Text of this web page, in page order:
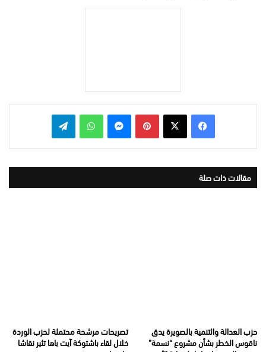
بينتيريست واتساب
مقالات ذات صلة
حزب العدالة والتنمية بالصويرة يدق
ناقوس الخطر بشأن مشروع “نسمة”
تصريحات مرشحة محتملة لحزب الوردة
خلال لقاء باشتوكة آيت باها تثير نقاشا